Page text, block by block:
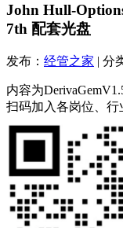
John Hull-
7th 配套光盘
发布： 经管之家 | 分
内容为
扫码加入各岗位、